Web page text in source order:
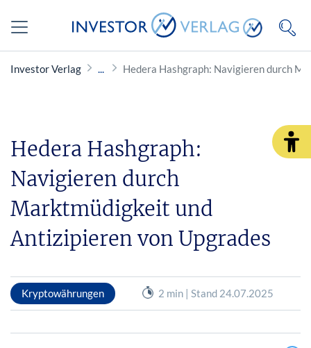
Investor Verlag Hedera Hashgraph: Navigieren durch
Hedera Hashgraph:
Navigieren durch
Marktmüdigkeit und
Antizipieren von Upgrades
Kryptowährungen 2 min | Stand 24.07.2025